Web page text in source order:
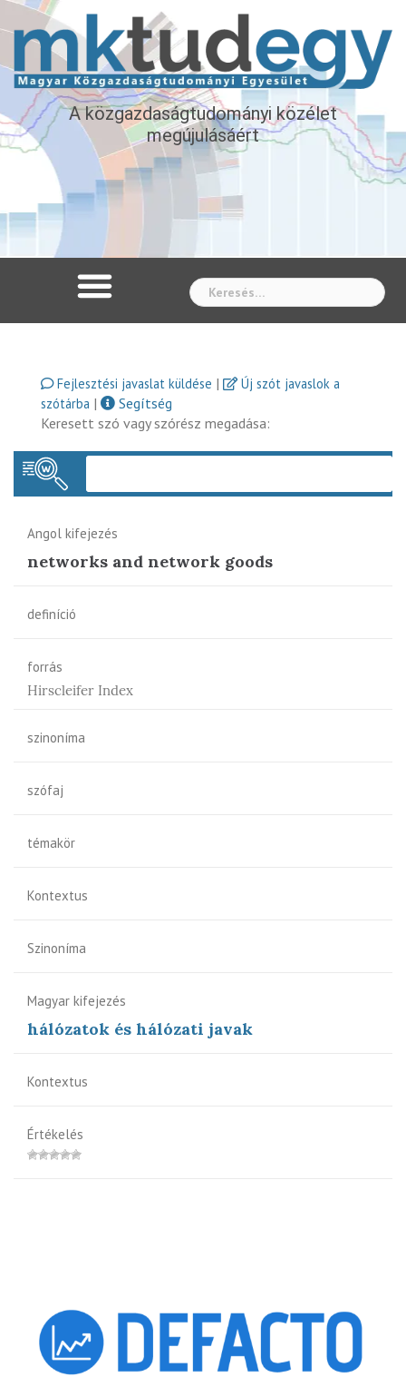
A közgazdaságtudományi közélet
megújulásáért
Fejlesztési javaslat küldése |
Új szót javaslok a
szótárba |
Segítség
Keresett szó vagy szórész megadása:
Angol kifejezés
networks and network goods
definíció
forrás
Hirscleifer Index
szinoníma
szófaj
témakör
Kontextus
Szinoníma
Magyar kifejezés
hálózatok és hálózati javak
Kontextus
Értékelés